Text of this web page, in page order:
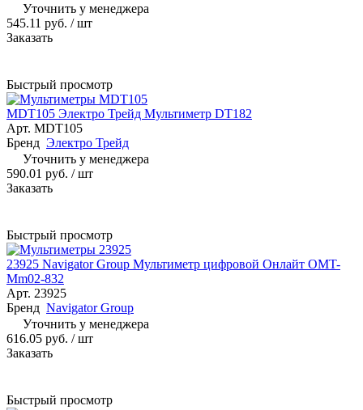
Уточнить у менеджера
545.11 руб. / шт
Заказать
Быстрый просмотр
MDT105 Электро Трейд Мультиметр DT182
Арт. MDT105
Бренд Электро Трейд
Уточнить у менеджера
590.01 руб. / шт
Заказать
Быстрый просмотр
23925 Navigator Group Мультиметр цифровой Онлайт OMT-
Mm02-832
Арт. 23925
Бренд Navigator Group
Уточнить у менеджера
616.05 руб. / шт
Заказать
Быстрый просмотр